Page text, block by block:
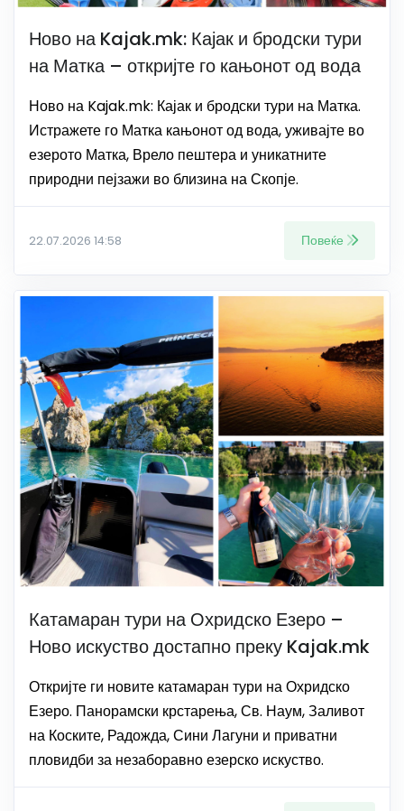
Ново на Kajak.mk: Кајак и бродски тури
на Матка – откријте го кањонот од вода
Ново на Kajak.mk: Кајак и бродски тури на Матка.
Истражете го Матка кањонот од вода, уживајте во
езерото Матка, Врело пештера и уникатните
природни пејзажи во близина на Скопје.
22.07.2026 14:58 Повеќе
Катамаран тури на Охридско Езеро –
Ново искуство достапно преку Kajak.mk
Откријте ги новите катамаран тури на Охридско
Езеро. Панорамски крстарења, Св. Наум, Заливот
на Коските, Радожда, Сини Лагуни и приватни
пловидби за незаборавно езерско искуство.